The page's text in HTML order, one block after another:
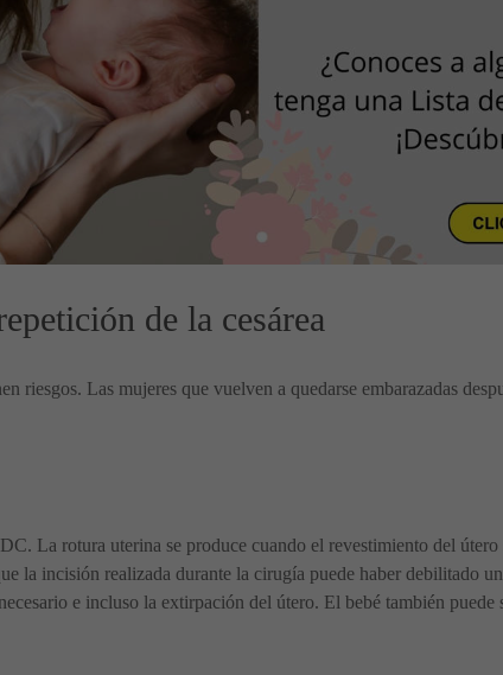
de la cesárea
riesgos. Las mujeres que vuelven a quedarse embarazadas
La rotura uterina se produce cuando el revestimiento del
la incisión realizada durante la cirugía puede haber debilitado
e incluso la extirpación del útero. El bebé también